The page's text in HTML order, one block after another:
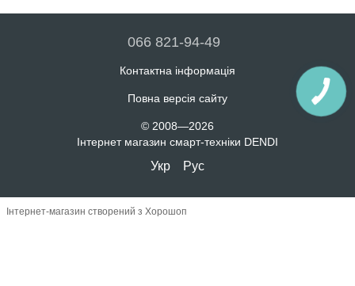
066 821-94-49
Контактна інформація
Повна версія сайту
© 2008—2026
Інтернет магазин смарт-техніки DENDI
Укр Рус
Інтернет-магазин створений з Хорошоп